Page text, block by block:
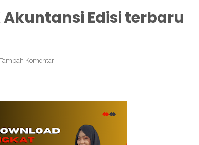
Akuntansi Edisi terbaru
Tambah Komentar